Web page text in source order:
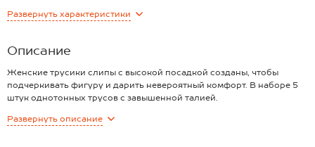
Развернуть характеристики
Описание
Женские трусики слипы с высокой посадкой созданы, чтобы
подчеркивать фигуру и дарить невероятный комфорт. В наборе 5
штук однотонных трусов с завышенной талией.
— высокая посадка для деликатного моделирования линии талии;
Развернуть описание